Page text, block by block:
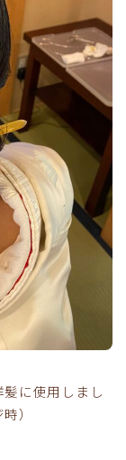
に使用しまし
）